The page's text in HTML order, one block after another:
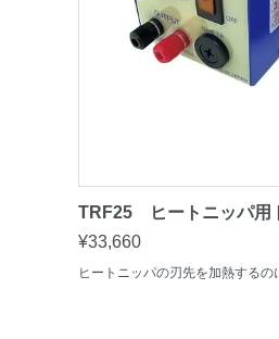
TRF25 ヒートニッパ用
¥33,660
ヒートニッパの刃先を加熱するの